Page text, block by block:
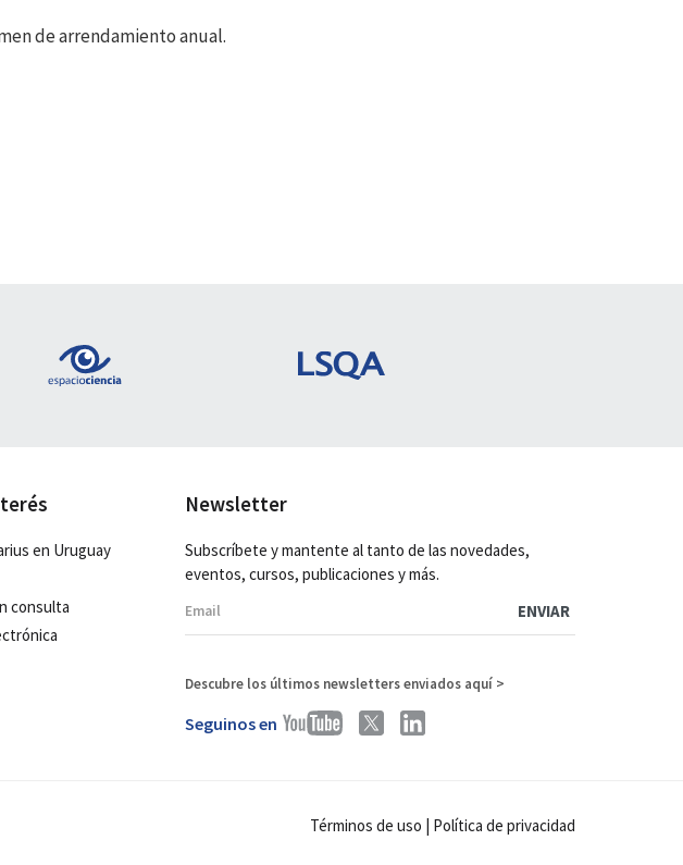
de arrendamiento anual.
en Uruguay
consulta
Newsletter
Subscríbete y mantente al tanto de las novedades,
eventos, cursos, publicaciones y más.
Descubre los últimos newsletters enviados aquí >
Seguinos en
Términos de uso | Política de privacidad